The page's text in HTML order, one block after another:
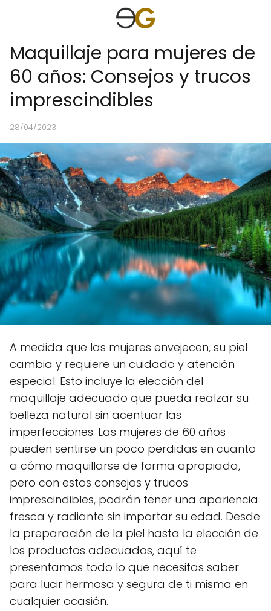
Maquillaje para mujeres de
60 años: Consejos y trucos
imprescindibles
28/04/2023
A medida que las mujeres envejecen, su piel
cambia y requiere un cuidado y atención
especial. Esto incluye la elección del
maquillaje adecuado que pueda realzar su
belleza natural sin acentuar las
imperfecciones. Las mujeres de 60 años
pueden sentirse un poco perdidas en cuanto
a cómo maquillarse de forma apropiada,
pero con estos consejos y trucos
imprescindibles, podrán tener una apariencia
fresca y radiante sin importar su edad. Desde
la preparación de la piel hasta la elección de
los productos adecuados, aquí te
presentamos todo lo que necesitas saber
para lucir hermosa y segura de ti misma en
cualquier ocasión.